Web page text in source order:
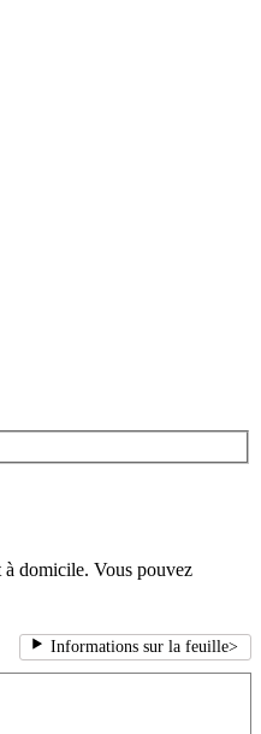
à domicile. Vous pouvez
Informations sur la feuille>